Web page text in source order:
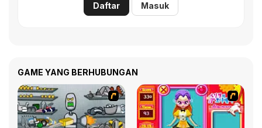
Daftar Masuk
GAME YANG BERHUBUNGAN